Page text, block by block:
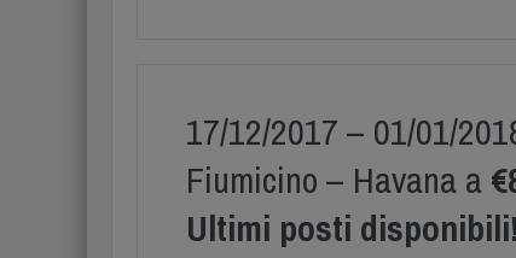
17/12/2017 – 01/01/
Fiumicino – Havana a
Ultimi posti disponibili!